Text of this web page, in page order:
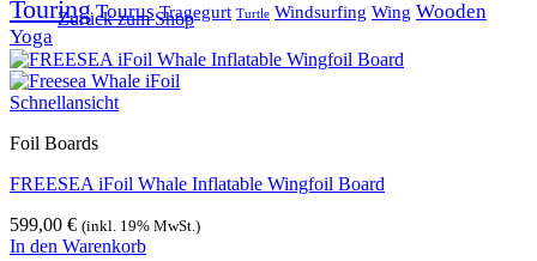
Zurück zum Shop
Touring Tourus Tragegurt Turtle Windsurfing Wing Wooden
Yoga
Schnellansicht
Foil Boards
FREESEA iFoil Whale Inflatable Wingfoil Board
599,00 € (inkl. 19% MwSt.)
In den Warenkorb